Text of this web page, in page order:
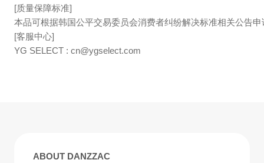
[质量保障标准]
本品可根据韩国公平交易委员会消费者纠纷解决标准相关公告
[客服中心]
YG SELECT :cn@ygselect.com
ABOUT DANZZAC